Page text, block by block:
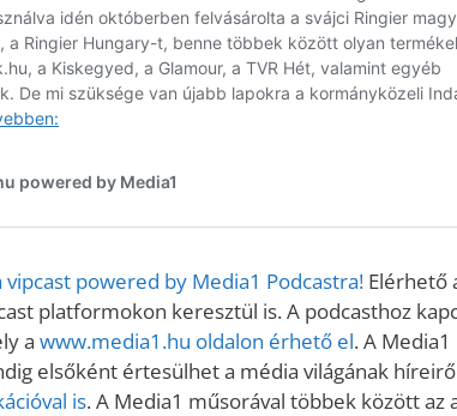
vipcast powered by Media1 Podcastra! Elérhető
platformokon keresztül is. A podcasthoz
a www.media1.hu oldalon érhető el. A Media1
elsőként értesülhet a média világának
is. A Media1 műsorával többek között az